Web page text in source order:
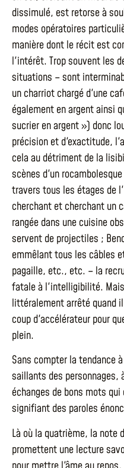
dissimulé, est retorse à
modes opératoires
manière dont le récit est
l'intérêt. Trop souvent les
situations – sont
un charriot chargé d'une
également en argent ainsi
sucrier en argent ») donc
précision et d'exactitude,
cela au détriment de la
scènes d'un
travers tous les étages de
cherchant et cherchant un
rangée dans une cuisine
servent de projectiles ;
emmêlant tous les câbles
pagaille, etc., etc. – la
fatale à l'intelligibilité.
littéralement arrêté quand
coup d'accélérateur pour
plein.
Sans compter la tendance
saillants des personnages,
échanges de bons mots
signifiant des paroles
Là où la quatrième, la
promettent une lecture